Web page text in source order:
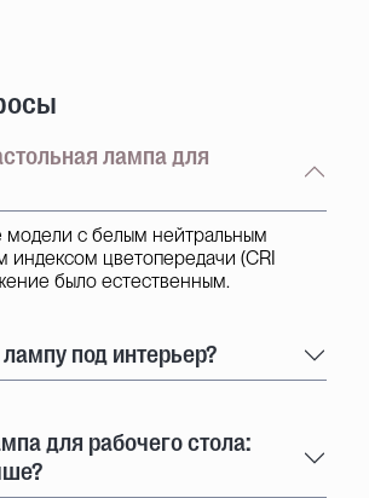
лампа для
модели с белым нейтральным
индексом цветопередачи (CRI
было естественным.
под интерьер?
для рабочего стола: